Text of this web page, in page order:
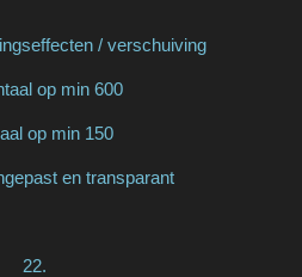
/ verschuiving
op min 600
op min 150
en transparant
22.